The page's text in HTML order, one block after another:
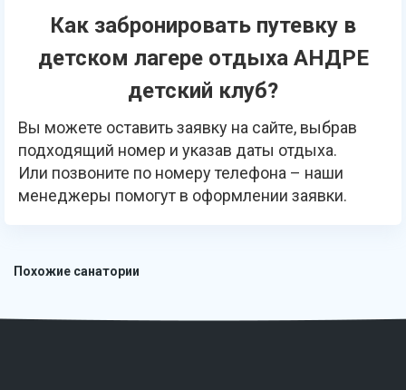
Как забронировать путевку в
детском лагере отдыха АНДРЕ
детский клуб?
Вы можете оставить заявку на сайте, выбрав
подходящий номер и указав даты отдыха.
Или позвоните по номеру телефона – наши
менеджеры помогут в оформлении заявки.
Похожие санатории